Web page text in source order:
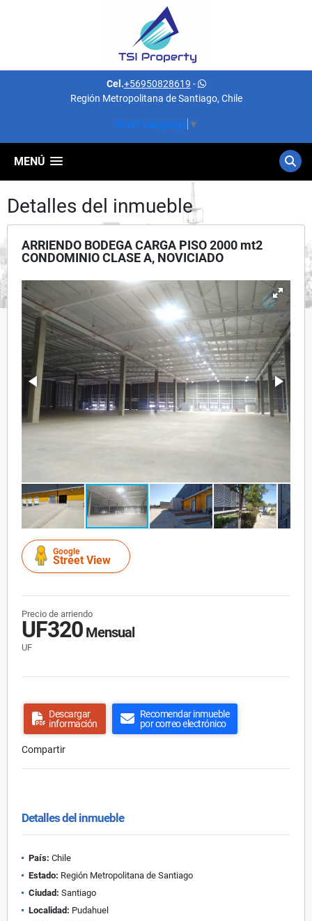
Cel.+56950828619 -
Región Metropolitana de Santiago, Chile
Select Language ▼
MENÚ
Detalles del inmueble
ARRIENDO BODEGA CARGA PISO 2000 mt2
CONDOMINIO CLASE A, NOVICIADO
Google
Street View
Precio de arriendo
UF320 Mensual
UF
Descargar
información
Recomendar inmueble
por correo electrónico
Compartir
Detalles del inmueble
País: Chile
Estado: Región Metropolitana de Santiago
Ciudad: Santiago
Localidad: Pudahuel